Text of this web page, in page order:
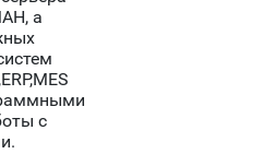
а
с